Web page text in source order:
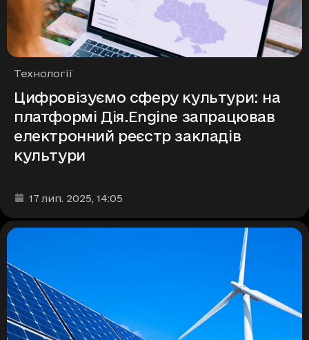
Рубрики
Технології
Цифровізуємо сферу культури: на
платформі Дія.Engine запрацював
електронний реєстр закладів
культури
Дата та час публікації
17 лип. 2025, 14:05